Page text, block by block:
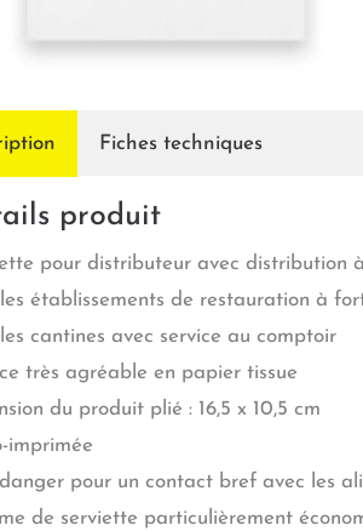
Fiches techniques
produit
pour distributeur avec distribution
établissements de restauration à
cantines avec service au comptoir
très agréable en papier tissue
du produit plié : 16,5 x 10,5 cm
imprimée
pour un contact bref avec les
de serviette particulièrement